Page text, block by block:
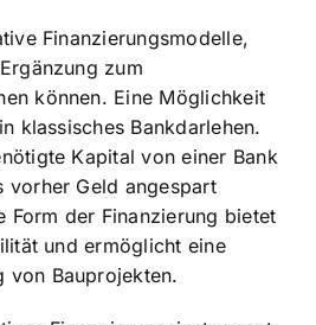
Finanzierungsmodelle,
zum
können. Eine Möglichkeit
klassisches Bankdarlehen.
Kapital von einer Bank
vorher Geld angespart
Form der Finanzierung bietet
und ermöglicht eine
von Bauprojekten.